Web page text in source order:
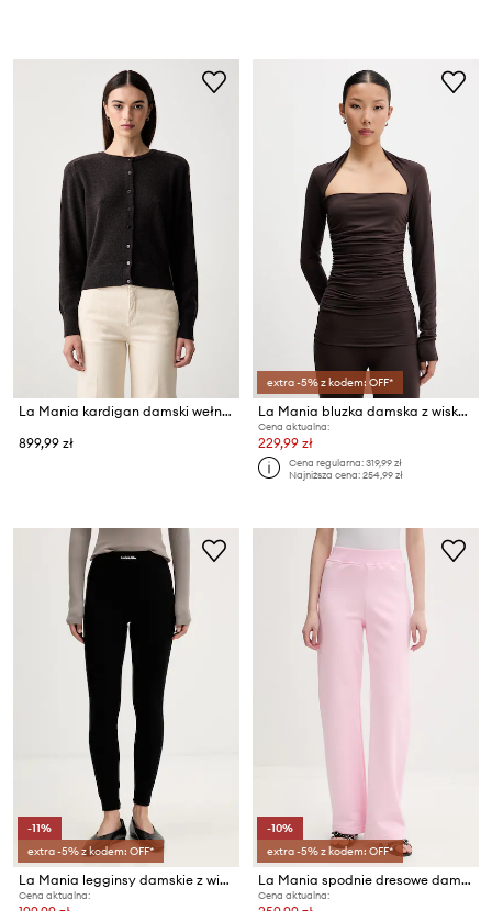
La Mania kardigan damski wełniany KIKO
899,99 zł
extra -5% z kodem: OFF*
La Mania bluzka damska z wiskozą
Cena aktualna:
229,99 zł
Cena regularna:319,99 zł
Najniższa cena:254,99 zł
-11%
extra -5% z kodem: OFF*
La Mania legginsy damskie z wiskozą TONIC
Cena aktualna:
-10%
extra -5% z kodem: OFF*
La Mania spodnie dresowe damskie z bawełną
Cena aktualna: